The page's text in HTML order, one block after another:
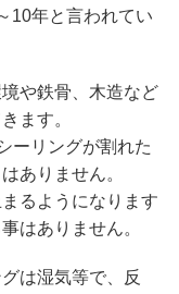
10年と言われてい
や鉄骨、木造など
きます。
ーリングが割れた
ありません。
るようになります
はありません。
は湿気等で、反